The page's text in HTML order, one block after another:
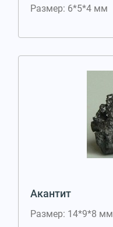
Размер: 6*5*4 мм
Акантит
Размер: 14*9*8 мм